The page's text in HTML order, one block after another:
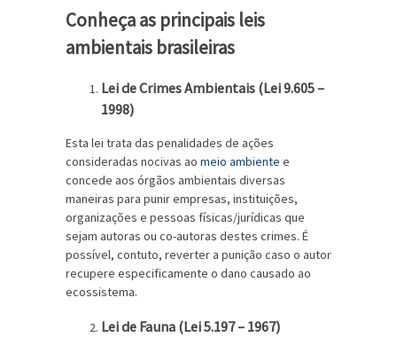
Conheça as principais leis
ambientais brasileiras
Lei de Crimes Ambientais (Lei 9.605 –
1998)
Esta lei trata das penalidades de ações
consideradas nocivas ao meio ambiente e
concede aos órgãos ambientais diversas
maneiras para punir empresas, instituições,
organizações e pessoas físicas/jurídicas que
sejam autoras ou co-autoras destes crimes. É
possível, contuto, reverter a punição caso o autor
recupere especificamente o dano causado ao
ecossistema.
Lei de Fauna (Lei 5.197 – 1967)